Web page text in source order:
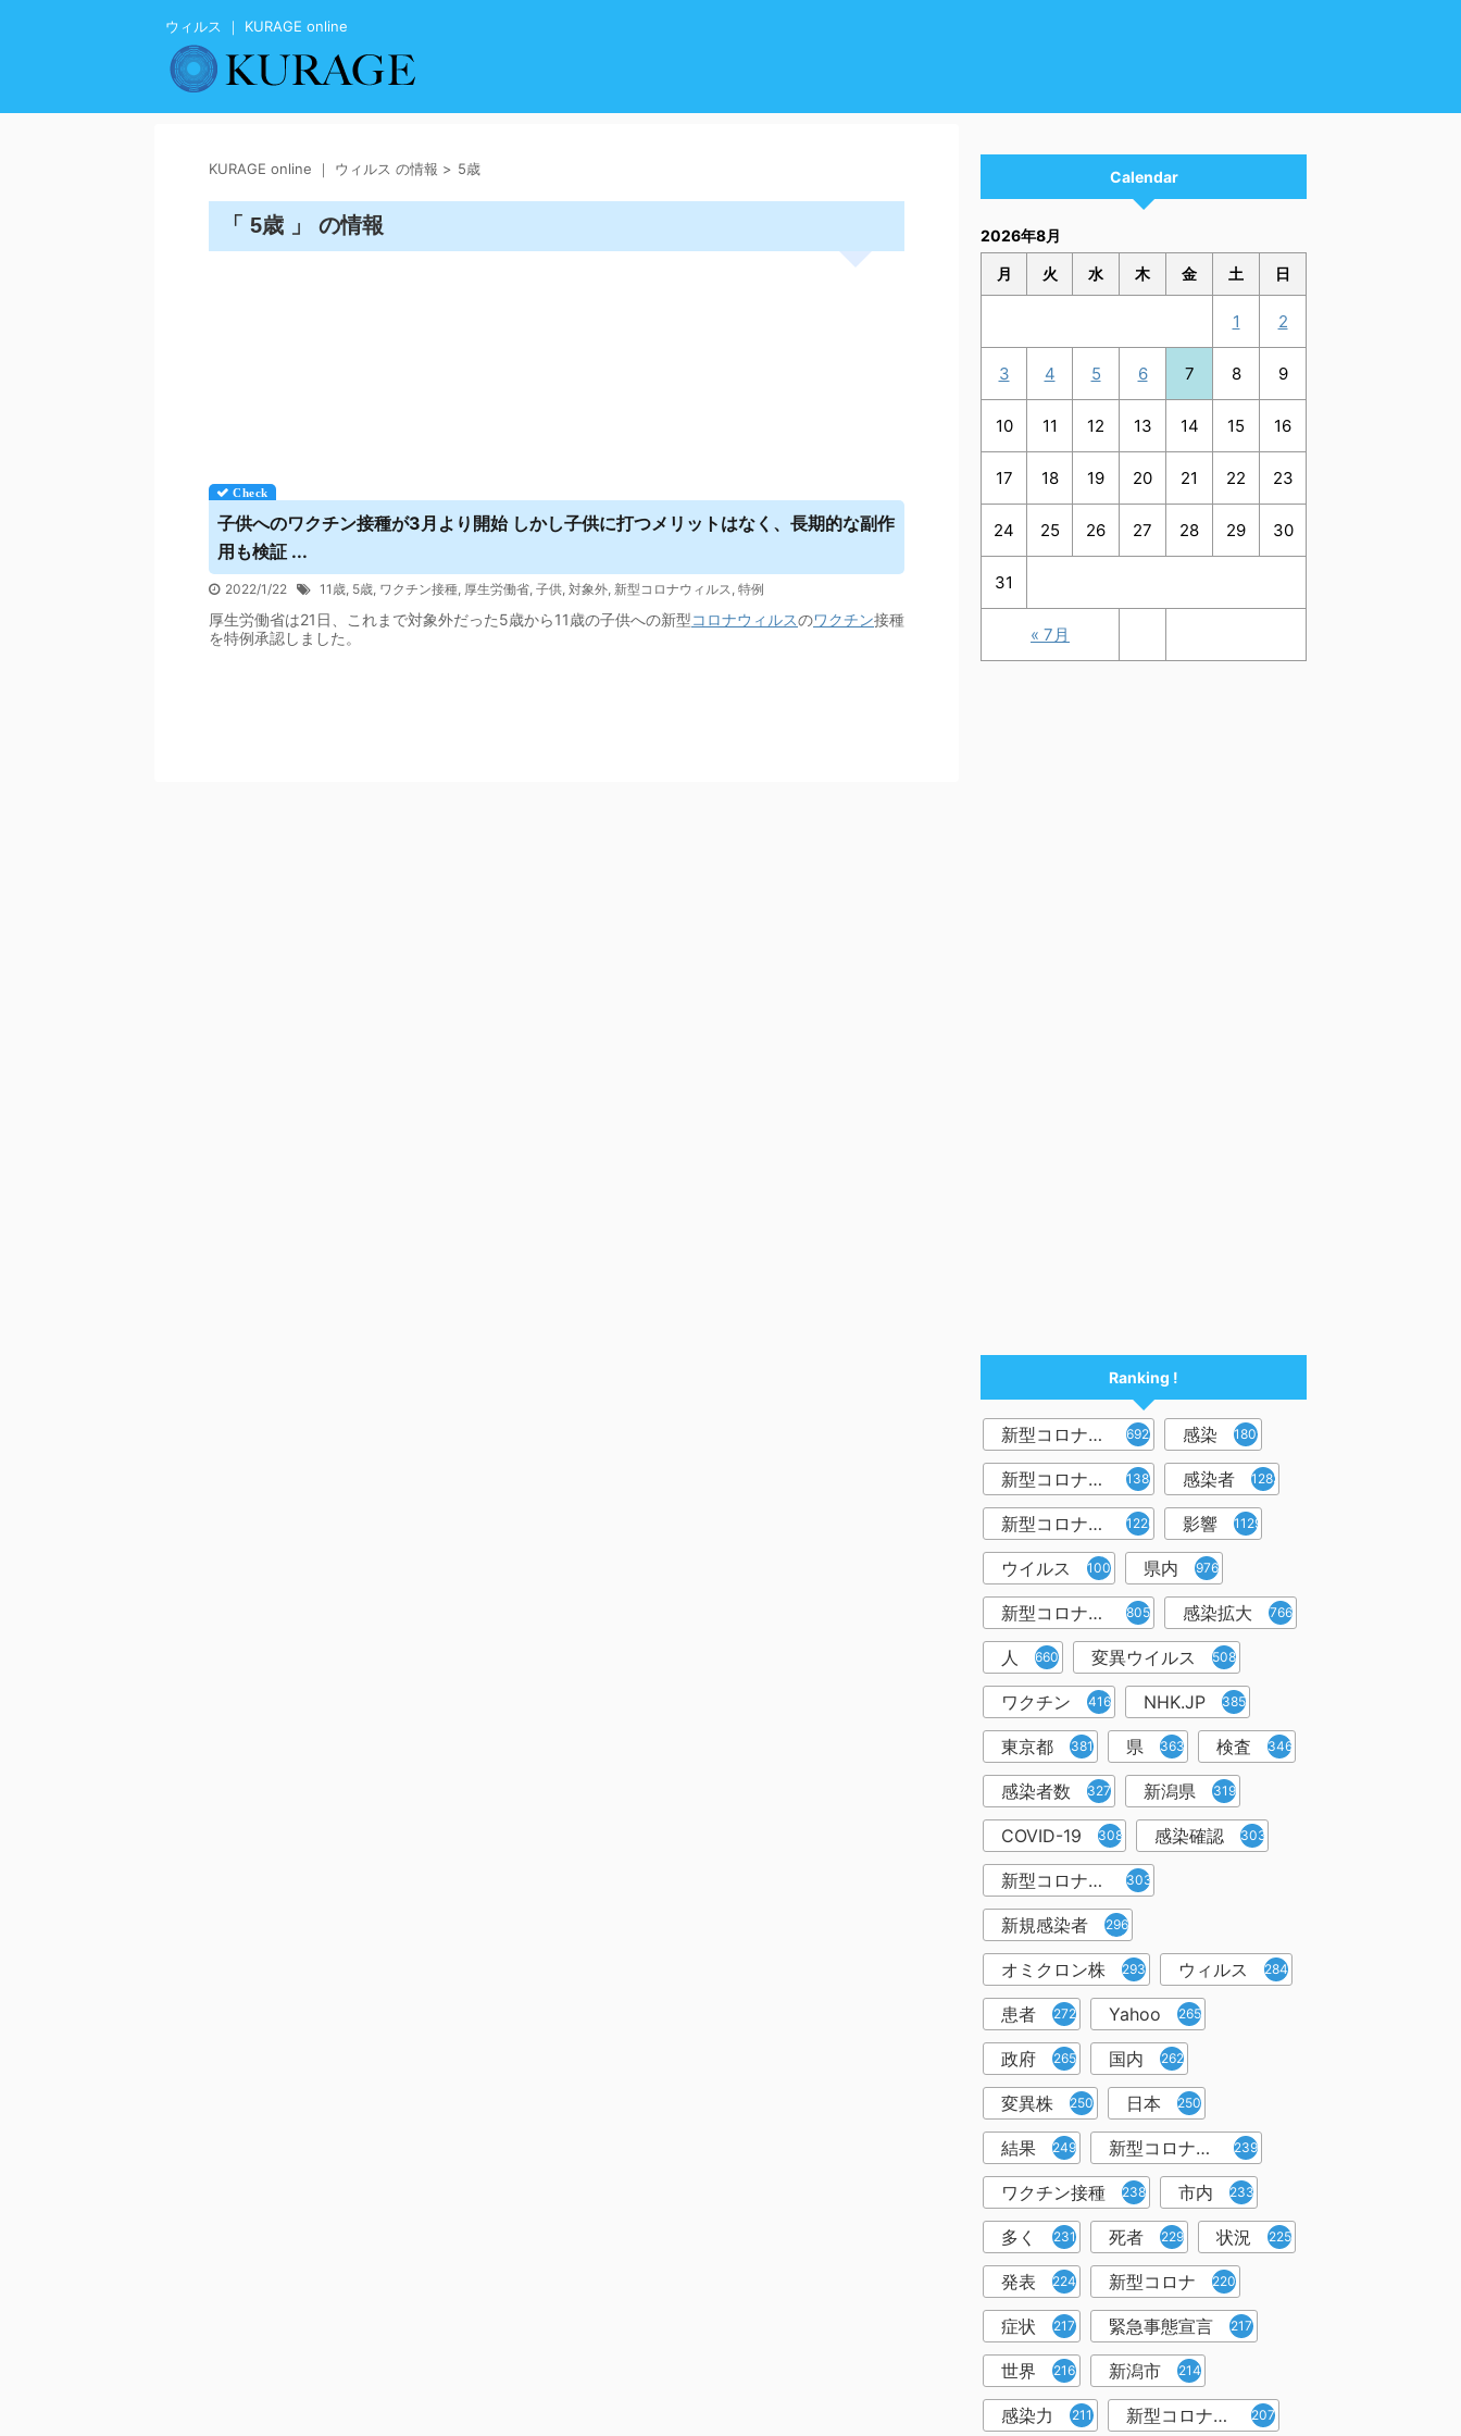
ウィルス ｜ KURAGE online
KURAGE online ｜ ウィルス の情報 > 5歳
「 5歳 」 の情報
子供へのワクチン接種が3月より開始 しかし子供に打つメリットはなく、長期的な副作
用も検証 ...
2022/1/22 11歳, 5歳, ワクチン接種, 厚生労働省, 子供, 対象外, 新型コロナウィルス, 特例
厚生労働省は21日、これまで対象外だった5歳から11歳の子供への新型コロナウィルスのワクチン接種
を特例承認しました。
Calendar
2026年8月
月 火 水 木 金 土 日
« 7月
1 2
3 4 5 6 7 8 9
10 11 12 13 14 15 16
17 18 19 20 21 22 23
24 25 26 27 28 29 30
31
Ranking !
新型コロナウイルス 6921 感染 1809
新型コロナウィルス 1382 感染者 1283
新型コロナウイルス感染症 1226 影響 1129
ウイルス 1001 県内 976
新型コロナウイルス感染 805 感染拡大 766
人 660 変異ウイルス 508
ワクチン 416 NHK.JP 385
東京都 381 県 363 検査 346
感染者数 327 新潟県 319
COVID-19 308 感染確認 303
新型コロナウィルス感染症 303
新規感染者 296
オミクロン株 293 ウィルス 284
患者 272 Yahoo 265
政府 265 国内 262
変異株 250 日本 250
結果 249 新型コロナウイルスワクチン 239
ワクチン接種 238 市内 233
多く 231 死者 229 状況 225
発表 224 新型コロナ 220
症状 217 緊急事態宣言 217
世界 216 新潟市 214
感染力 211 新型コロナウイルス感染者 207